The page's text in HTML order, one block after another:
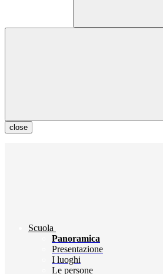
close
Scuola
Panoramica
Presentazione
I luoghi
Le persone